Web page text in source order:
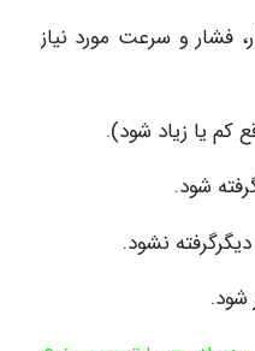
فشار و سرعت مورد نیاز
کم یا زیاد شود).
شود.
نشود.
شود.